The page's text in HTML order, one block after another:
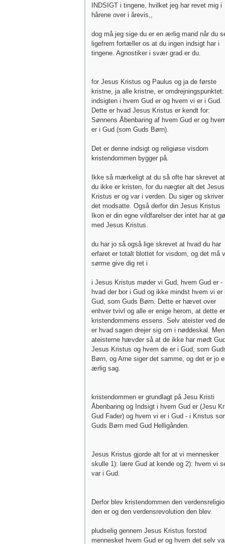
INDSIGT i tingene, hvilket jeg har revet mig i
hårene over i årevis,,
dog må jeg sige du er en ærlig mand når du
ligefrem fortæller os at du ingen indsigt har i
tingene. Agnostiker i svær grad er du.
for Jesus Kristus og Paulus og ja de første
kristne, ja alle kristne, er omdrejningspunktet:
indsigten i hvem Gud er og hvem vi er i Gud.
Dette er hvad Jesus Kristus er kendt for:
Sønnens Åbenbaring af hvem Gud er og
er i Gud (som Guds Børn).
Det er denne indsigt og religiøse visdom
kristendommen bygger på.
Ikke så mærkeligt at du så ofte har skrevet at
du ikke er kristen, for du nægter alt det Jesus
Kristus er og var i verden. Du siger og skriver
det modsatte. Også derfor din Jesus Kristus
Ikon er din egne vildfarelser der intet har at
med Jesus Kristus.
du har jo så også lige skrevet at hvad du har
erfaret er totalt blottet for visdom, og det må
sørme give dig ret i
i Jesus Kristus møder vi Gud, hvem Gud er -
hvad der bor i Gud og ikke mindst hvem vi er
Gud, som Guds Børn. Dette er hævet over
enhver tvivl og alle er enige herom, at dette er
kristendommens essens. Selv ateister ved
er hvad sagen drejer sig om i nøddeskal. Men
ateisterne hævder så at de ikke har mødt
Jesus Kristus og hvem de er i Gud, som
Børn, og Arne siger det samme, og det er jo
ærlig sag.
kristendommen er grundlagt på Jesu Kristi
Åbenbaring og Indsigt i hvem Gud er (Jesu
Gud Fader) og hvem vi er i Gud - i Kristus
Guds Børn med Gud Helligånden.
Jesus Kristus gjorde alt for at vi mennesker
skulle 1): lære Gud at kende og 2): hvem vi
var i Gud.
Derfor blev kristendommen den
den er og den verdensrevolution den blev.
pludselig gennem Jesus Kristus forstod
mennesket hvem Gud er og hvem det selv